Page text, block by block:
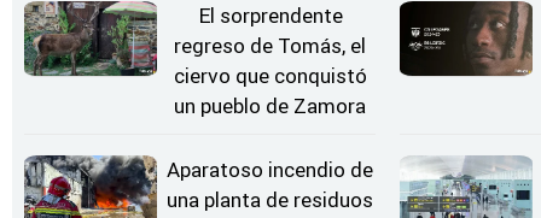
El sorprendente
regreso de Tomás, el
ciervo que conquistó
un pueblo de Zamora
Aparatoso incendio de
una planta de residuos